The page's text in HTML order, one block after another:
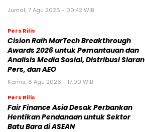
Jumat, 7 Agu 2026 - 00:42 WIB
Pers Rilis
Cision Raih MarTech Breakthrough
Awards 2026 untuk Pemantauan dan
Analisis Media Sosial, Distribusi Siaran
Pers, dan AEO
Kamis, 6 Agu 2026 - 17:00 WIB
Pers Rilis
Fair Finance Asia Desak Perbankan
Hentikan Pendanaan untuk Sektor
Batu Bara di ASEAN